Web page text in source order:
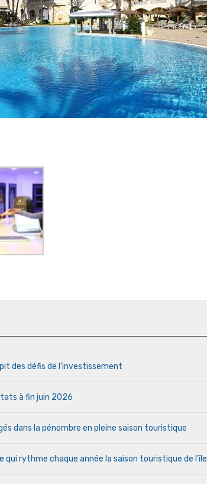
des défis de l’investissement
à fin juin 2026
dans la pénombre en pleine saison touristique
qui rythme chaque année la saison touristique de l’île